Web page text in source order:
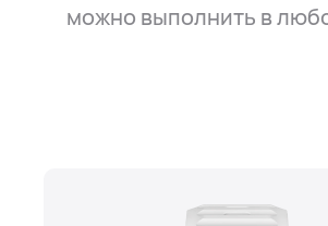
можно выполнить в